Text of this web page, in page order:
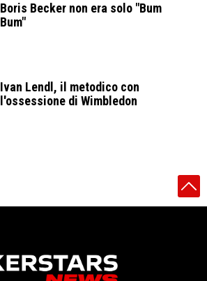
Boris Becker non era solo "Bum
Bum"
Ivan Lendl, il metodico con
l'ossessione di Wimbledon